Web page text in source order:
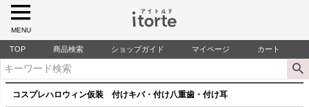
MENU
TOP 商品検索 ショップガイド マイページ カート
コスプレハロウィン仮装 付けキバ・付け八重歯・付け耳